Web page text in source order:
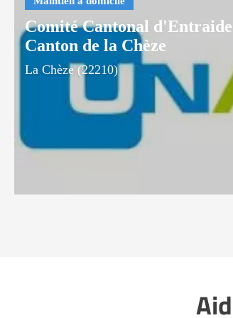
Comité Cantonal
Canton de la Chèze
La Chèze (22210)